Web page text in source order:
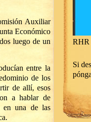
Auxiliar
Económico
luego de un
entre la
de los
de allí, esos
a hablar de
en una de las
RHR
Si